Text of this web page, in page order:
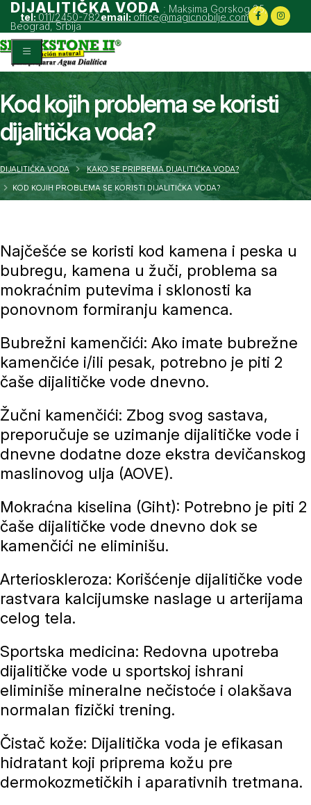
DIJALITIČKA VODA : Maksima Gorskog 25,
Beograd, Srbija
tel: 011/2450-782email: office@magicnobilje.com
Kod kojih problema se koristi
dijalitička voda?
DIJALITIČKA VODA
KAKO SE PRIPREMA DIJALITIČKA VODA?
KOD KOJIH PROBLEMA SE KORISTI DIJALITIČKA VODA?
Najčešće se koristi kod kamena i peska u
bubregu, kamena u žuči, problema sa
mokraćnim putevima i sklonosti ka
ponovnom formiranju kamenca.
Bubrežni kamenčići: Ako imate bubrežne
kamenčiće i/ili pesak, potrebno je piti 2
čaše dijalitičke vode dnevno.
Žučni kamenčići: Zbog svog sastava,
preporučuje se uzimanje dijalitičke vode i
dnevne dodatne doze ekstra devičanskog
maslinovog ulja (AOVE).
Mokraćna kiselina (Giht): Potrebno je piti 2
čaše dijalitičke vode dnevno dok se
kamenčići ne eliminišu.
Arterioskleroza: Korišćenje dijalitičke vode
rastvara kalcijumske naslage u arterijama
celog tela.
Sportska medicina: Redovna upotreba
dijalitičke vode u sportskoj ishrani
eliminiše mineralne nečistoće i olakšava
normalan fizički trening.
Čistač kože: Dijalitička voda je efikasan
hidratant koji priprema kožu pre
dermokozmetičkih i aparativnih tretmana.